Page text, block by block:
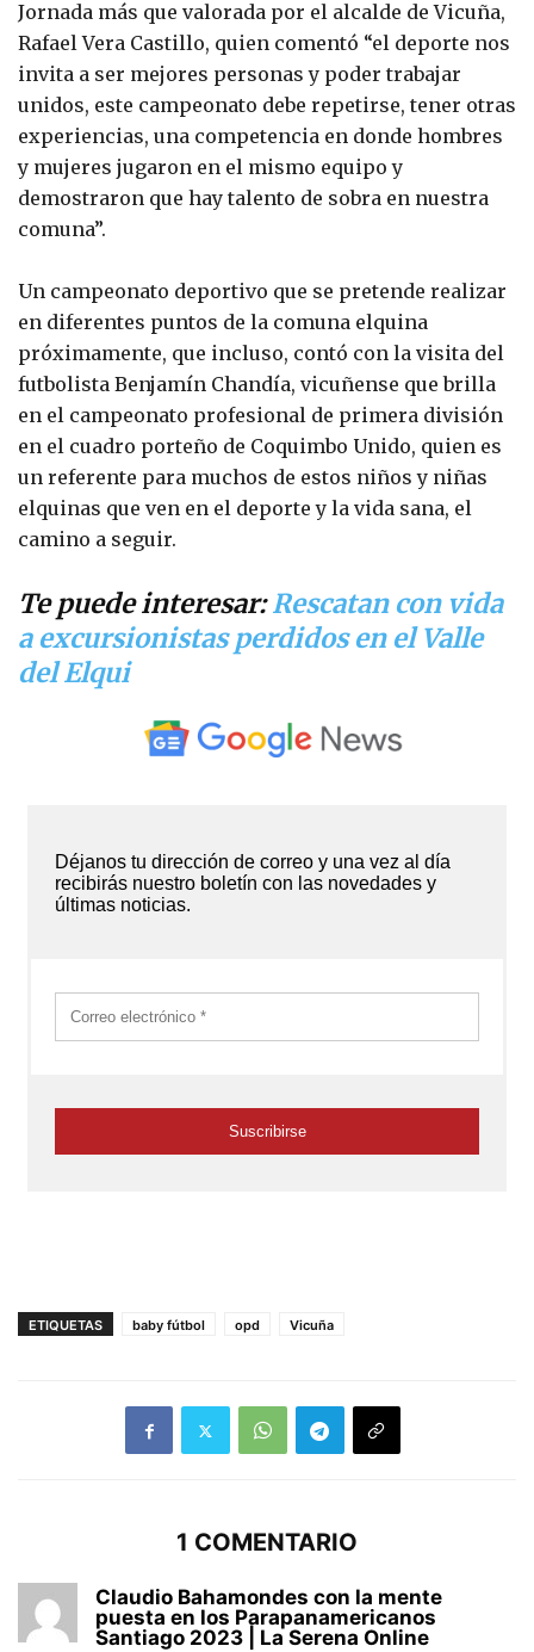
Jornada más que valorada por el alcalde de Vicuña,
Rafael Vera Castillo, quien comentó “el deporte nos
invita a ser mejores personas y poder trabajar
unidos, este campeonato debe repetirse, tener otras
experiencias, una competencia en donde hombres
y mujeres jugaron en el mismo equipo y
demostraron que hay talento de sobra en nuestra
comuna”.
Un campeonato deportivo que se pretende realizar
en diferentes puntos de la comuna elquina
próximamente, que incluso, contó con la visita del
futbolista Benjamín Chandía, vicuñense que brilla
en el campeonato profesional de primera división
en el cuadro porteño de Coquimbo Unido, quien es
un referente para muchos de estos niños y niñas
elquinas que ven en el deporte y la vida sana, el
camino a seguir.
Te puede interesar:Rescatan con vida
a excursionistas perdidos en el Valle
del Elqui
ETIQUETAS baby fútbol opd Vicuña
1 COMENTARIO
Claudio Bahamondes con la mente
puesta en los Parapanamericanos
Santiago 2023 | La Serena Online